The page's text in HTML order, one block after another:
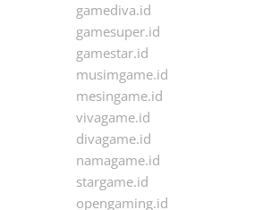
gamediva.id
gamesuper.id
gamestar.id
musimgame.id
mesingame.id
vivagame.id
divagame.id
namagame.id
stargame.id
opengaming.id